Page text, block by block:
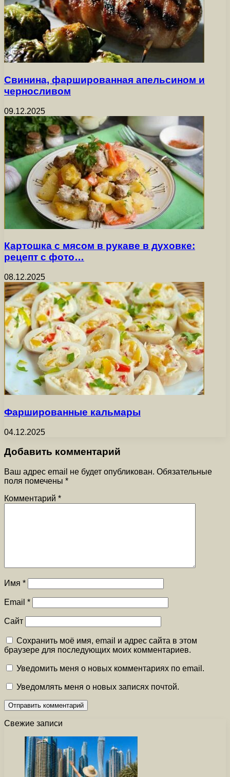
Свинина, фаршированная апельсином и
черносливом
09.12.2025
Картошка с мясом в рукаве в духовке:
рецепт с фото…
08.12.2025
Фаршированные кальмары
04.12.2025
Добавить комментарий
Ваш адрес email не будет опубликован. Обязательные
поля помечены *
Комментарий *
Имя *
Email *
Сайт
Сохранить моё имя, email и адрес сайта в этом
браузере для последующих моих комментариев.
Уведомить меня о новых комментариях по email.
Уведомлять меня о новых записях почтой.
Свежие записи